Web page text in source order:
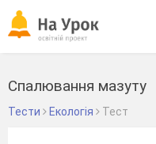
Спалювання мазуту
Тести Екологія Тест